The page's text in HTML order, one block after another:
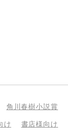
角川春樹小説賞
け 書店様向け